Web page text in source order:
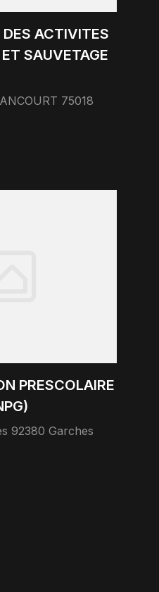
DES ACTIVITES
SAUVETAGE
75018
PRESCOLAIRE
92380 Garches